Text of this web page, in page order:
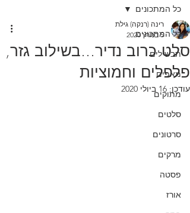
כל המתכונים
תבשילים
מאפים
מתוקים
סלטים
סרטונים
מרקים
פסטה
אורז
כל המתכונים
סלט כרוב נדיר...בשילוב גזר,
פלפלים וחמוציות
רינה (רנקה) גילת
5 במרץ 2020
עודכן: 16 ביולי 2020